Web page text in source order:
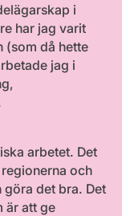
i
har jag varit
(som då hette
jag i
arbetet. Det
och
göra det bra. Det
är att ge